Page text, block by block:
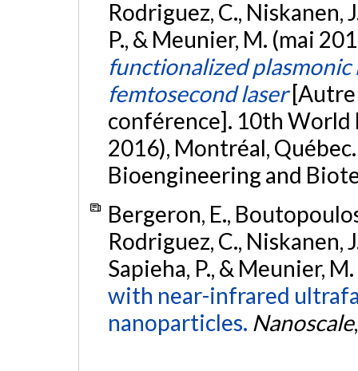
Rodriguez, C., Niskanen,
P., & Meunier, M. (mai
functionalized
femtosecond laser
conférence]. 10th World
2016), Montréal,
Bioengineering and
Bergeron, E.,
Rodriguez, C., Niskanen,
Sapieha, P., & Meunier,
with near-infrared
nanoparticles. Nanoscale